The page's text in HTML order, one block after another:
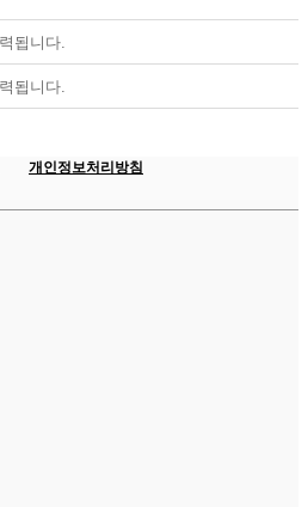
됩니다.
됩니다.
개인정보처리방침